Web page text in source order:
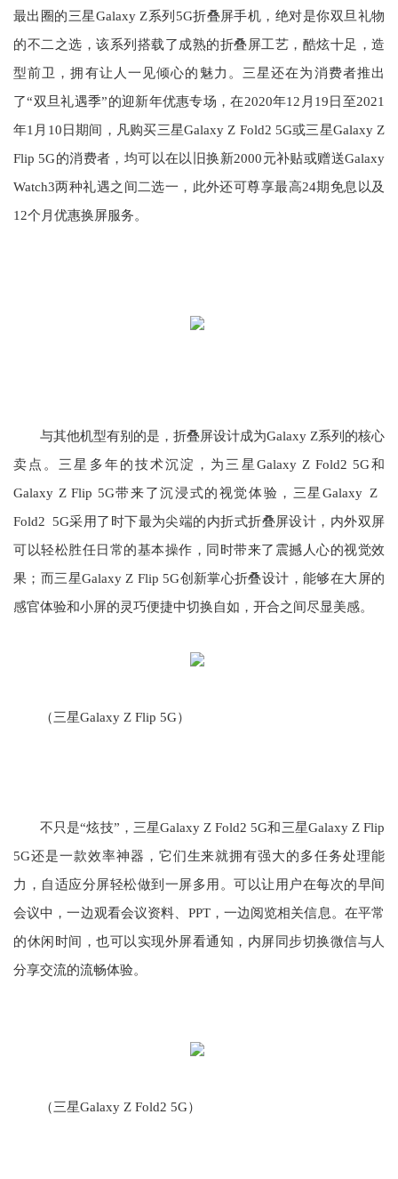
最出圈的三星Galaxy Z系列5G折叠屏手机，绝对是你双旦礼物
的不二之选，该系列搭载了成熟的折叠屏工艺，酷炫十足，造
型前卫，拥有让人一见倾心的魅力。三星还在为消费者推出
了“双旦礼遇季”的迎新年优惠专场，在2020年12月19日至2021
年1月10日期间，凡购买三星Galaxy Z Fold2 5G或三星Galaxy Z
Flip 5G的消费者，均可以在以旧换新2000元补贴或赠送Galaxy
Watch3两种礼遇之间二选一，此外还可尊享最高24期免息以及
12个月优惠换屏服务。
与其他机型有别的是，折叠屏设计成为Galaxy Z系列的核心
卖点。三星多年的技术沉淀，为三星Galaxy Z Fold2 5G和
Galaxy Z Flip 5G带来了沉浸式的视觉体验，三星Galaxy Z
Fold2 5G采用了时下最为尖端的内折式折叠屏设计，内外双屏
可以轻松胜任日常的基本操作，同时带来了震撼人心的视觉效
果；而三星Galaxy Z Flip 5G创新掌心折叠设计，能够在大屏的
感官体验和小屏的灵巧便捷中切换自如，开合之间尽显美感。
（三星Galaxy Z Flip 5G）
不只是“炫技”，三星Galaxy Z Fold2 5G和三星Galaxy Z Flip
5G还是一款效率神器，它们生来就拥有强大的多任务处理能
力，自适应分屏轻松做到一屏多用。可以让用户在每次的早间
会议中，一边观看会议资料、PPT，一边阅览相关信息。在平常
的休闲时间，也可以实现外屏看通知，内屏同步切换微信与人
分享交流的流畅体验。
（三星Galaxy Z Fold2 5G）